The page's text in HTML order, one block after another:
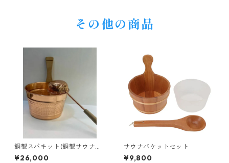
その他の商品
銅製スパキット(銅製サウナバ
ケット&レードル）
¥26,000
サウナバケットセット
¥9,800